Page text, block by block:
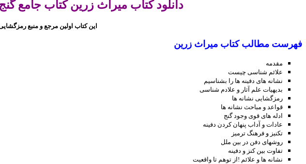
دانلود کتاب میراث زرین کتاب جامع
این کتاب اولین مرجع و منبع
فهرست مطالب کتاب میراث زرین
مقدمه
علائم شناسی چیست
نشانه های دفینه ها را بشناسیم
بدیهیات علم آثار و علادم شناسی
رمزگشایی نشانه ها
قواعد و مباحث نشانه ها
ادله های قوی وجود گنج
عادات و آداب پنهان کردن دفینه
تکنیز و فرهنگ ترمیز
روشهای دفن در بین ملل
تفاوت بین کنز و دفینه
نشانه ها و علائم !از توهم تا واقعیت